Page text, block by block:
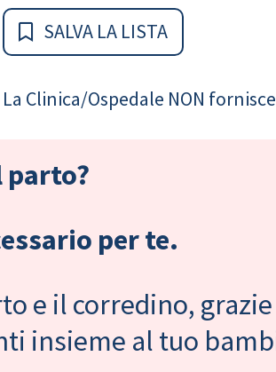
SALVA LA LISTA
La Clinica/Ospedale NON
parto?
per te.
e il corredino,
insieme al tuo